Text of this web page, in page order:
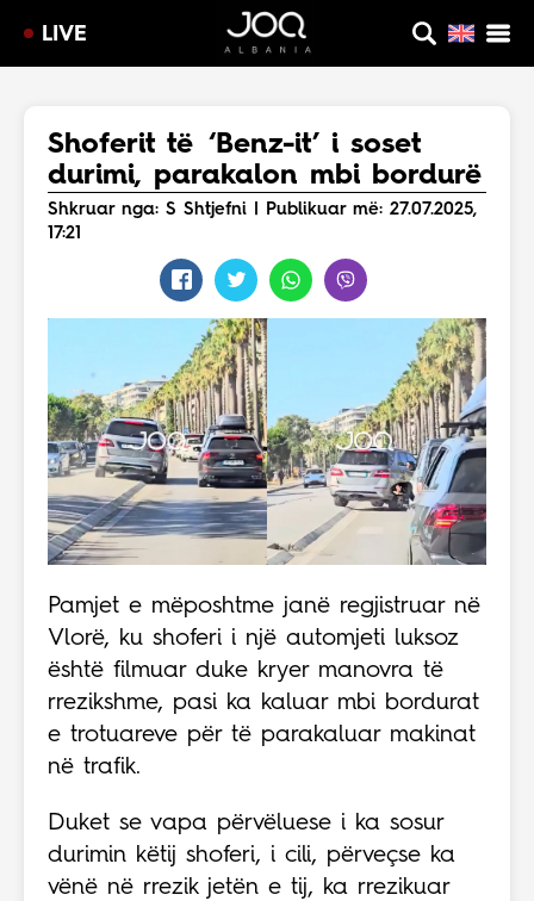
LIVE
Shoferit të ‘Benz-it’ i soset
durimi, parakalon mbi bordurë
Shkruar nga: S Shtjefni | Publikuar më: 27.07.2025,
17:21
Pamjet e mëposhtme janë regjistruar në
Vlorë, ku shoferi i një automjeti luksoz
është filmuar duke kryer manovra të
rrezikshme, pasi ka kaluar mbi bordurat
e trotuareve për të parakaluar makinat
në trafik.
Duket se vapa përvëluese i ka sosur
durimin këtij shoferi, i cili, përveçse ka
vënë në rrezik jetën e tij, ka rrezikuar